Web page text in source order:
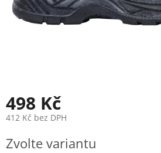
498 Kč
412 Kč bez DPH
cena:
Zvolte variantu